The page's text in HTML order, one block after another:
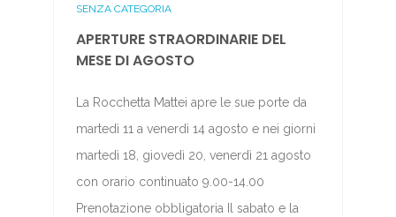
SENZA CATEGORIA
APERTURE STRAORDINARIE DEL
MESE DI AGOSTO
La Rocchetta Mattei apre le sue porte da
martedì 11 a venerdì 14 agosto e nei giorni
martedì 18, giovedì 20, venerdì 21 agosto
con orario continuato 9.00-14.00
Prenotazione obbligatoria Il sabato e la